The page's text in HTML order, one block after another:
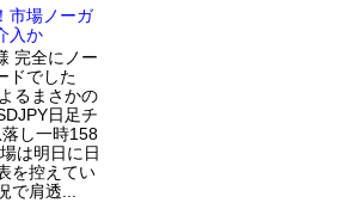
市場ノーガ
入か
完全にノー
ドでした
るまさかの
日足チ
し一時158
は明日に日
を控えてい
肩透...